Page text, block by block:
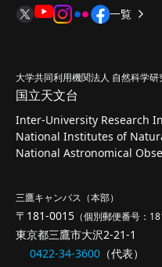
一覧
大学共同利用機関法人 自然科学研
国立天文台
Inter-University Research
National Institutes of
National Astronomical
三鷹キャンパス（本部）
〒181-0015 （個別郵便番号：
東京都三鷹市大沢2-21-1
0422-34-3600 （代表）